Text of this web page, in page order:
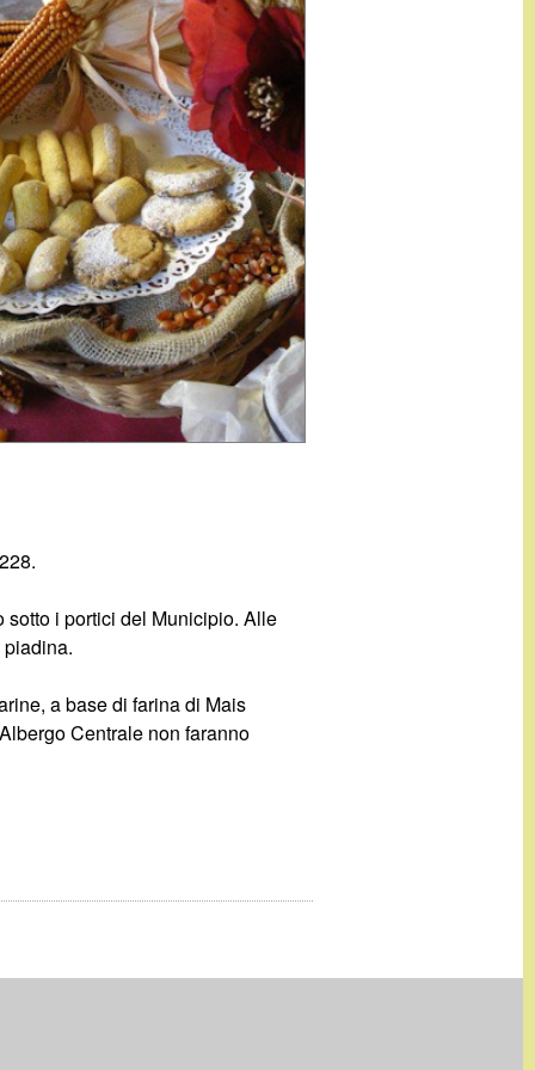
sotto i portici del Municipio. Alle
a base di farina di Mais
Centrale non faranno